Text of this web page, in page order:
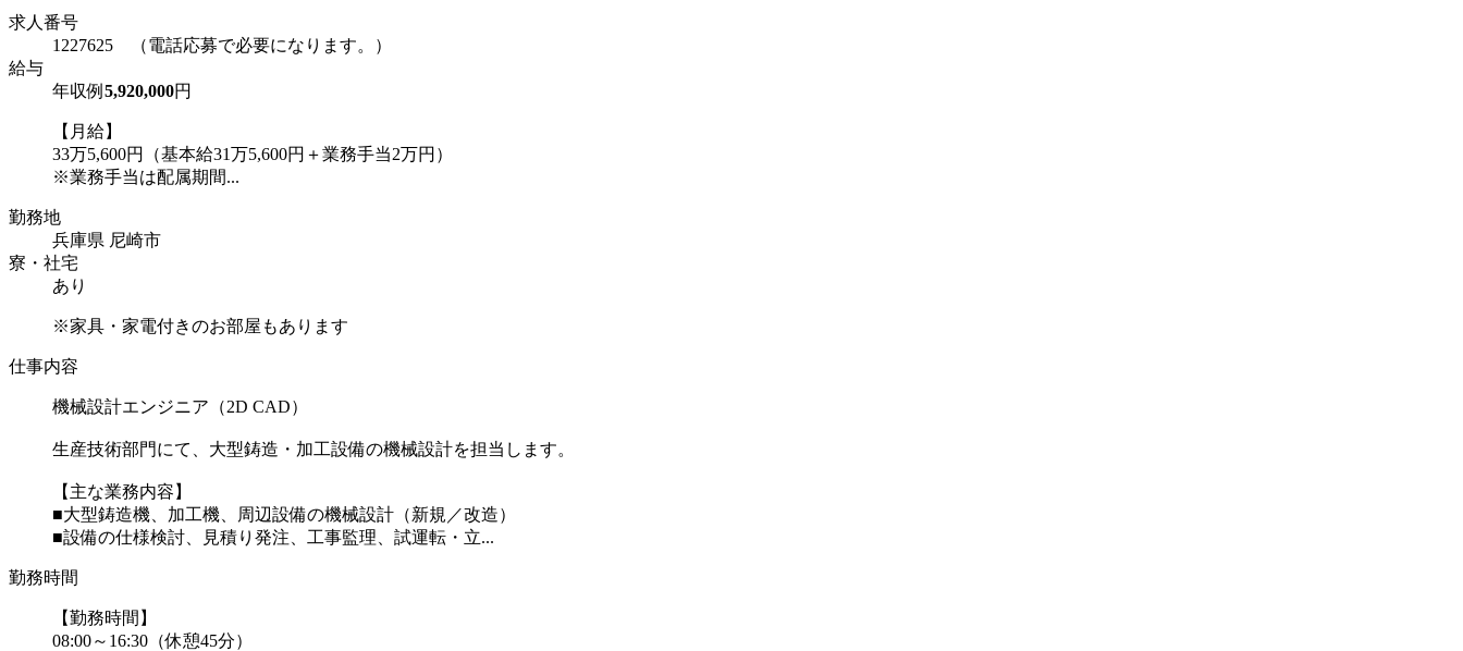
求人番号
1227625 （電話応募で必要になります。）
給与
年収例 5,920,000円
【月給】
33万5,600円（基本給31万5,600円＋業務手当2万円）
※業務手当は配属期間...
勤務地
兵庫県 尼崎市
寮・社宅
あり
※家具・家電付きのお部屋もあります
仕事内容
機械設計エンジニア（2D CAD）
生産技術部門にて、大型鋳造・加工設備の機械設計を担当します。
【主な業務内容】
■大型鋳造機、加工機、周辺設備の機械設計（新規／改造）
■設備の仕様検討、見積り発注、工事監理、試運転・立...
勤務時間
【勤務時間】
08:00～16:30（休憩45分）